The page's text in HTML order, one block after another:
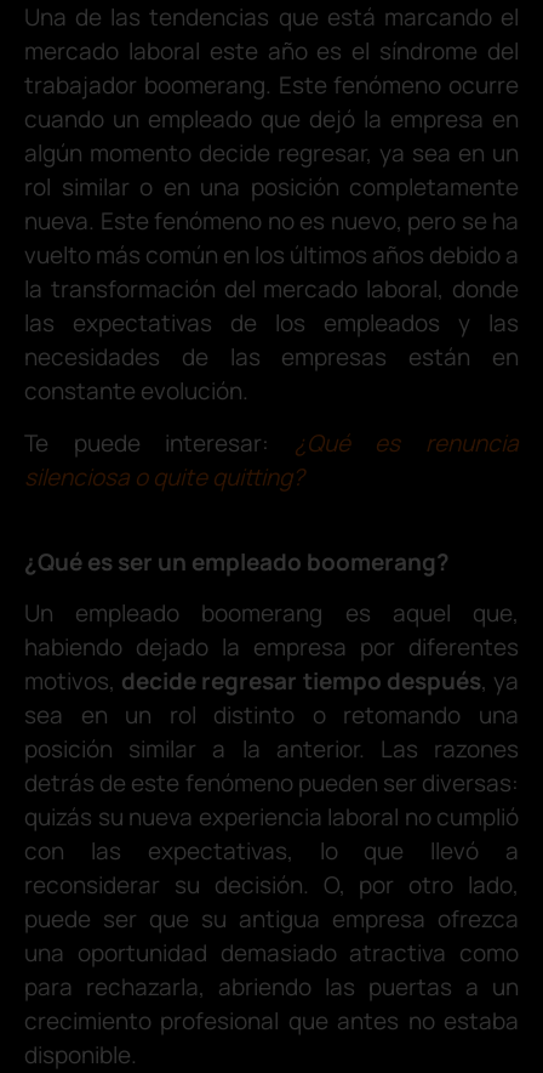
Una de las tendencias que está marcando el
mercado laboral este año es el síndrome del
trabajador boomerang. Este fenómeno ocurre
cuando un empleado que dejó la empresa en
algún momento decide regresar, ya sea en un
rol similar o en una posición completamente
nueva. Este fenómeno no es nuevo, pero se ha
vuelto más común en los últimos años debido a
la transformación del mercado laboral, donde
las expectativas de los empleados y las
necesidades de las empresas están en
constante evolución.
Te puede interesar: ¿Qué es renuncia
silenciosa o quite quitting?
¿Qué es ser un empleado boomerang?
Un empleado boomerang es aquel que,
habiendo dejado la empresa por diferentes
motivos, decide regresar tiempo después, ya
sea en un rol distinto o retomando una
posición similar a la anterior. Las razones
detrás de este fenómeno pueden ser diversas:
quizás su nueva experiencia laboral no cumplió
con las expectativas, lo que llevó a
reconsiderar su decisión. O, por otro lado,
puede ser que su antigua empresa ofrezca
una oportunidad demasiado atractiva como
para rechazarla, abriendo las puertas a un
crecimiento profesional que antes no estaba
disponible.